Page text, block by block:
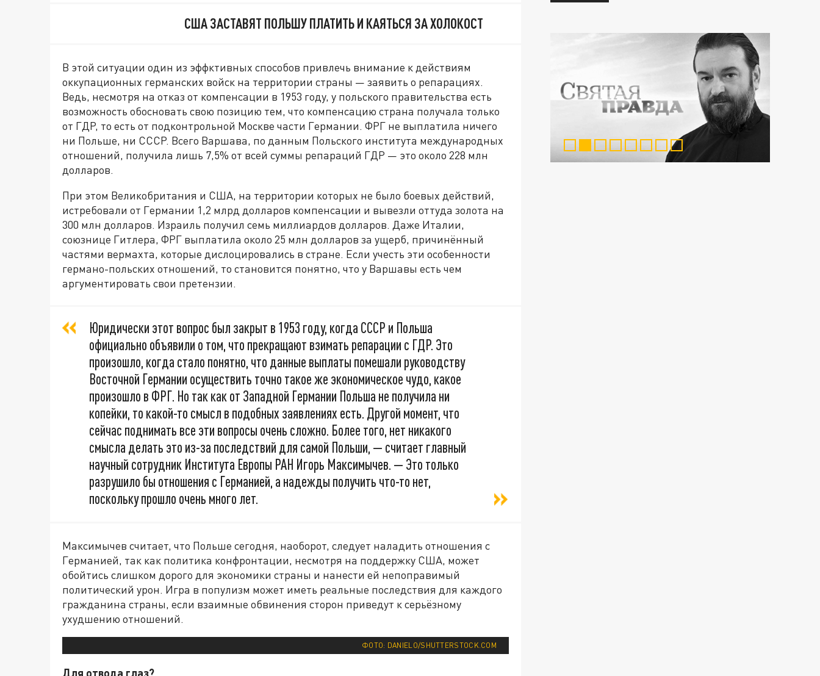
США ЗАСТАВЯТ ПОЛЬШУ ПЛАТИТЬ И КАЯТЬСЯ ЗА ХОЛОКОСТ
В этой ситуации один из эффктивных способов привлечь внимание к действиям
оккупационных германских войск на территории страны — заявить о репарациях.
Ведь, несмотря на отказ от компенсации в 1953 году, у польского правительства есть
возможность обосновать свою позицию тем, что компенсацию страна получала только
от ГДР, то есть от подконтрольной Москве части Германии. ФРГ не выплатила ничего
ни Польше, ни СССР. Всего Варшава, по данным Польского института международных
отношений, получила лишь 7,5% от всей суммы репараций ГДР — это около 228 млн
долларов.
При этом Великобритания и США, на территории которых не было боевых действий,
истребовали от Германии 1,2 млрд долларов компенсации и вывезли оттуда золота на
300 млн долларов. Израиль получил семь миллиардов долларов. Даже Италии,
союзнице Гитлера, ФРГ выплатила около 25 млн долларов за ущерб, причинённый
частями вермахта, которые дислоцировались в стране. Если учесть эти особенности
германо-польских отношений, то становится понятно, что у Варшавы есть чем
аргументировать свои претензии.
Юридически этот вопрос был закрыт в 1953 году, когда СССР и Польша
официально объявили о том, что прекращают взимать репарации с ГДР. Это
произошло, когда стало понятно, что данные выплаты помешали руководству
Восточной Германии осуществить точно такое же экономическое чудо, какое
произошло в ФРГ. Но так как от Западной Германии Польша не получила ни
копейки, то какой-то смысл в подобных заявлениях есть. Другой момент, что
сейчас поднимать все эти вопросы очень сложно. Более того, нет никакого
смысла делать это из-за последствий для самой Польши, — считает главный
научный сотрудник Института Европы РАН Игорь Максимычев. — Это только
разрушило бы отношения с Германией, а надежды получить что-то нет,
поскольку прошло очень много лет.
Максимычев считает, что Польше сегодня, наоборот, следует наладить отношения с
Германией, так как политика конфронтации, несмотря на поддержку США, может
обойтись слишком дорого для экономики страны и нанести ей непоправимый
политический урон. Игра в популизм может иметь реальные последствия для каждого
гражданина страны, если взаимные обвинения сторон приведут к серьёзному
ухудшению отношений.
ФОТО: DANIELO/SHUTTERSTOCK.COM
Для отвода глаз?